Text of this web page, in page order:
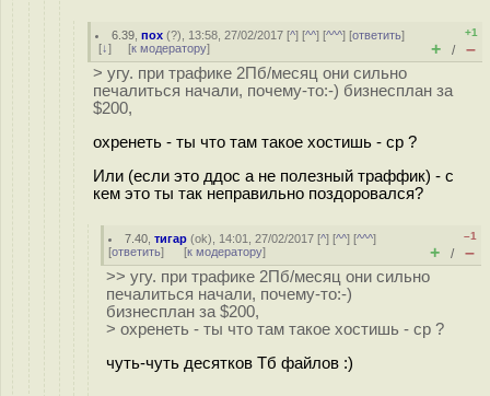
6.39 ,пох (?), 13:58, 27/02/2017 [^] [^^] [^^^] [ответить]
[↓] [к модератору]
+1
+ / –
> угу. при трафике 2Пб/месяц они сильно
печалиться начали, почему-то:-) бизнесплан за
$200,
охренеть - ты что там такое хостишь - cp ?
Или (если это ддос а не полезный траффик) - с
кем это ты так неправильно поздоровался?
7.40 ,тигар (ok), 14:01, 27/02/2017 [^] [^^] [^^^]
[ответить] [к модератору]
–1
+ / –
>> угу. при трафике 2Пб/месяц они сильно
печалиться начали, почему-то:-)
бизнесплан за $200,
> охренеть - ты что там такое хостишь - cp ?
чуть-чуть десятков Тб файлов :)